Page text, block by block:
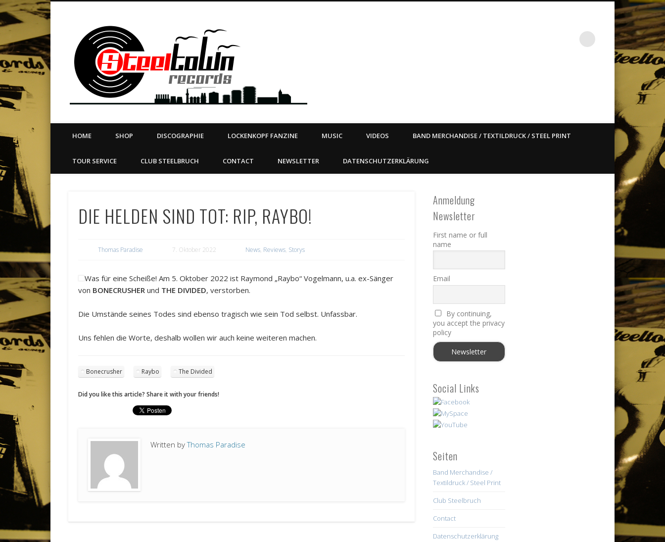
Steeltown Records – East ain`t dead so straight
LABEL | MERCH | PRINT | DIY | FANZINE | TOURSERVICE | BOOKING
VimeoDribble LinkedIn
HOME SHOP DISCOGRAPHIE LOCKENKOPF FANZINE MUSIC VIDEOS BAND MERCHANDISE / TEXTILDRUCK / STEEL PRINT
TOUR SERVICE CLUB STEELBRUCH CONTACT NEWSLETTER DATENSCHUTZERKLÄRUNG
DIE HELDEN SIND TOT: RIP, RAYBO!
Thomas Paradise 7. Oktober 2022 News, Reviews, Storys
Was für eine Scheiße! Am 5. Oktober 2022 ist Raymond „Raybo“ Vogelmann, u.a. ex-Sänger
von BONECRUSHER und THE DIVIDED, verstorben.
Die Umstände seines Todes sind ebenso tragisch wie sein Tod selbst. Unfassbar.
Uns fehlen die Worte, deshalb wollen wir auch keine weiteren machen.
Bonecrusher Raybo The Divided
Did you like this article? Share it with your friends!
Written byThomas Paradise
Anmeldung
Newsletter
First name or full
name
Email
By continuing,
you accept the privacy
policy
Social Links
Seiten
Band Merchandise /
Textildruck / Steel Print
Club Steelbruch
Contact
Datenschutzerklärung